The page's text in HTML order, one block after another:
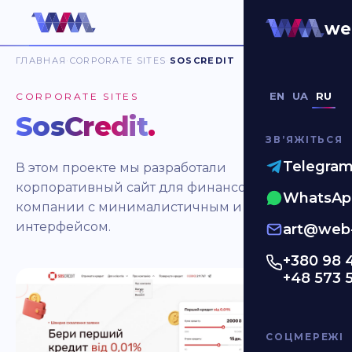
EN UA RU
ЗВʼЯЖІТЬСЯ
+380 98
+48 573
СОЦМЕРЕЖІ
ГЛАВНАЯ CORPORATE SITES SOSCREDIT
CORPORATE SITES
SosCredit.
В этом проекте мы разработали
корпоративный сайт для финансовой
компании с минималистичным и удобным
интерфейсом.